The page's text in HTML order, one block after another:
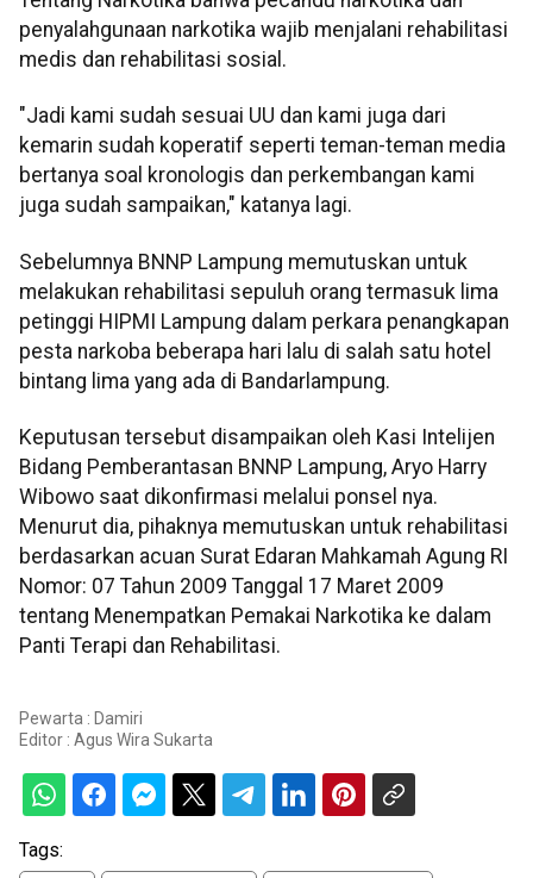
penyalahgunaan narkotika wajib menjalani rehabilitasi
medis dan rehabilitasi sosial.
"Jadi kami sudah sesuai UU dan kami juga dari
kemarin sudah koperatif seperti teman-teman media
bertanya soal kronologis dan perkembangan kami
juga sudah sampaikan," katanya lagi.
Sebelumnya BNNP Lampung memutuskan untuk
melakukan rehabilitasi sepuluh orang termasuk lima
petinggi HIPMI Lampung dalam perkara penangkapan
pesta narkoba beberapa hari lalu di salah satu hotel
bintang lima yang ada di Bandarlampung.
Keputusan tersebut disampaikan oleh Kasi Intelijen
Bidang Pemberantasan BNNP Lampung, Aryo Harry
Wibowo saat dikonfirmasi melalui ponsel nya.
Menurut dia, pihaknya memutuskan untuk rehabilitasi
berdasarkan acuan Surat Edaran Mahkamah Agung RI
Nomor: 07 Tahun 2009 Tanggal 17 Maret 2009
tentang Menempatkan Pemakai Narkotika ke dalam
Panti Terapi dan Rehabilitasi.
Pewarta : Damiri
Editor : Agus Wira Sukarta
Tags: